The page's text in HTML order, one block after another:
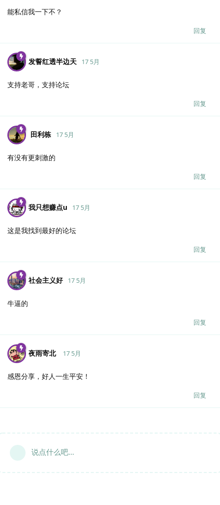
能私信我一下不？
回复
发誓红透半边天 17 5月
支持老哥，支持论坛
回复
田利栋 17 5月
有没有更刺激的
回复
我只想赚点u 17 5月
这是我找到最好的论坛
回复
社会主义好 17 5月
牛逼的
回复
夜雨寄北 17 5月
感恩分享，好人一生平安！
回复
说点什么吧...